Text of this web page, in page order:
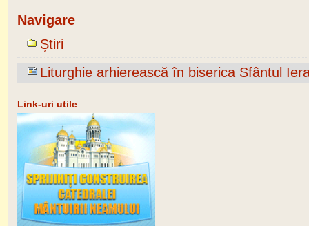
Navigare
Știri
Liturghie arhierească în biserica Sfântul
Link-uri utile